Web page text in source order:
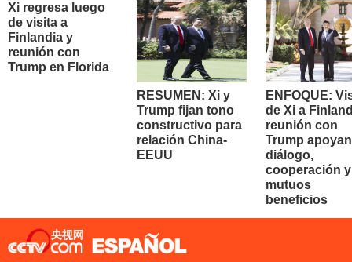
Xi regresa luego
de visita a
Finlandia y
reunión con
Trump en Florida
RESUMEN: Xi y
Trump fijan tono
constructivo para
relación China-
EEUU
ENFOQUE:
de Xi a
reunión con
Trump apoyan
diálogo,
cooperación y
mutuos
beneficios